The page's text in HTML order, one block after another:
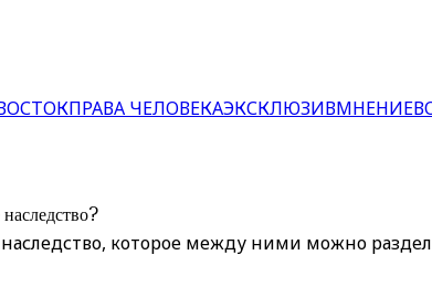
ПРАВА ЧЕЛОВЕКАЭКСКЛЮЗИВМНЕНИЕ
которое между ними можно